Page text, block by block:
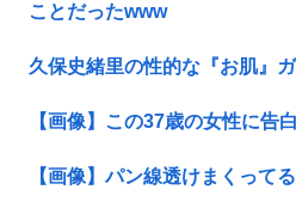
ことだったwww
久保史緒里の性的な『お肌』
【画像】この37歳の女性に告
【画像】パン線透けまくって